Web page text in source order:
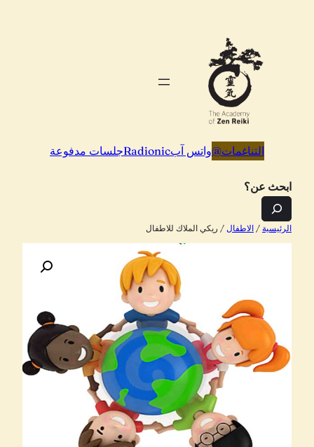
التناغمات@واتس آبRadionicجلسات مدفوعة
ابحث عن؟
الرئيسية / الاطفال / ريكي الملاك للاطفال